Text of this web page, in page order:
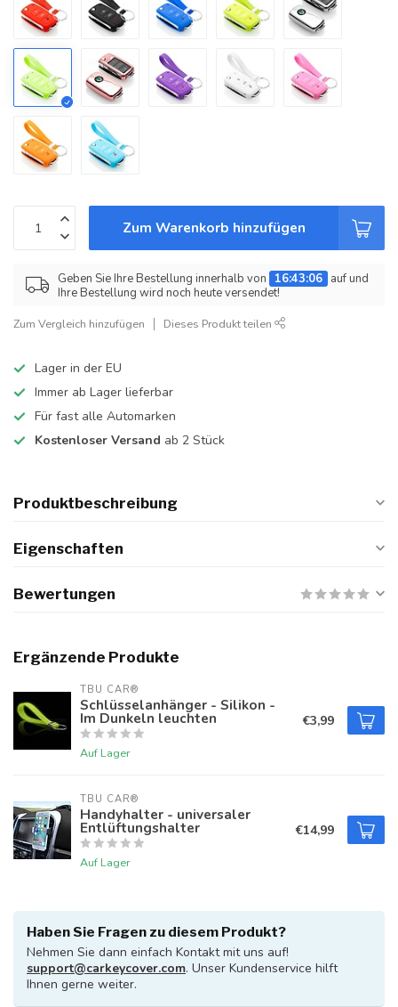
Zum Warenkorb hinzufügen
Geben Sie Ihre Bestellung innerhalb von 16:43:06 auf und
Ihre Bestellung wird noch heute versendet!
Zum Vergleich hinzufügen Dieses Produkt teilen
Lager in der EU
Immer ab Lager lieferbar
Für fast alle Automarken
Kostenloser Versand ab 2 Stück
Produktbeschreibung
Eigenschaften
Bewertungen
Ergänzende Produkte
TBU CAR®
Schlüsselanhänger - Silikon -
Im Dunkeln leuchten
Auf Lager
€3,99
TBU CAR®
Handyhalter - universaler
Entlüftungshalter
Auf Lager
€14,99
Haben Sie Fragen zu diesem Produkt?
Nehmen Sie dann einfach Kontakt mit uns auf!
support@carkeycover.com. Unser Kundenservice hilft
Ihnen gerne weiter.